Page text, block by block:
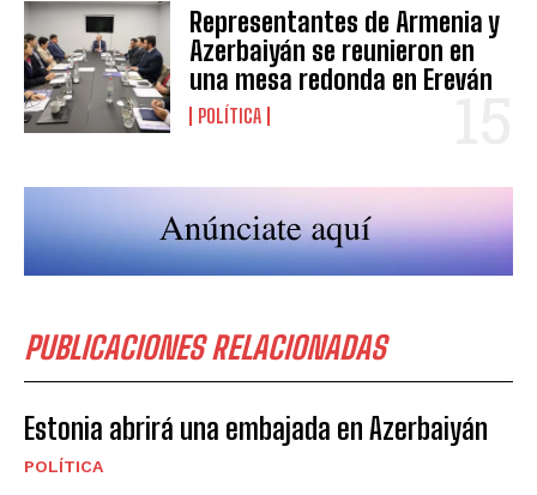
Representantes de Armenia y
Azerbaiyán se reunieron en
una mesa redonda en Ereván
POLÍTICA
PUBLICACIONES RELACIONADAS
Estonia abrirá una embajada en Azerbaiyán
POLÍTICA